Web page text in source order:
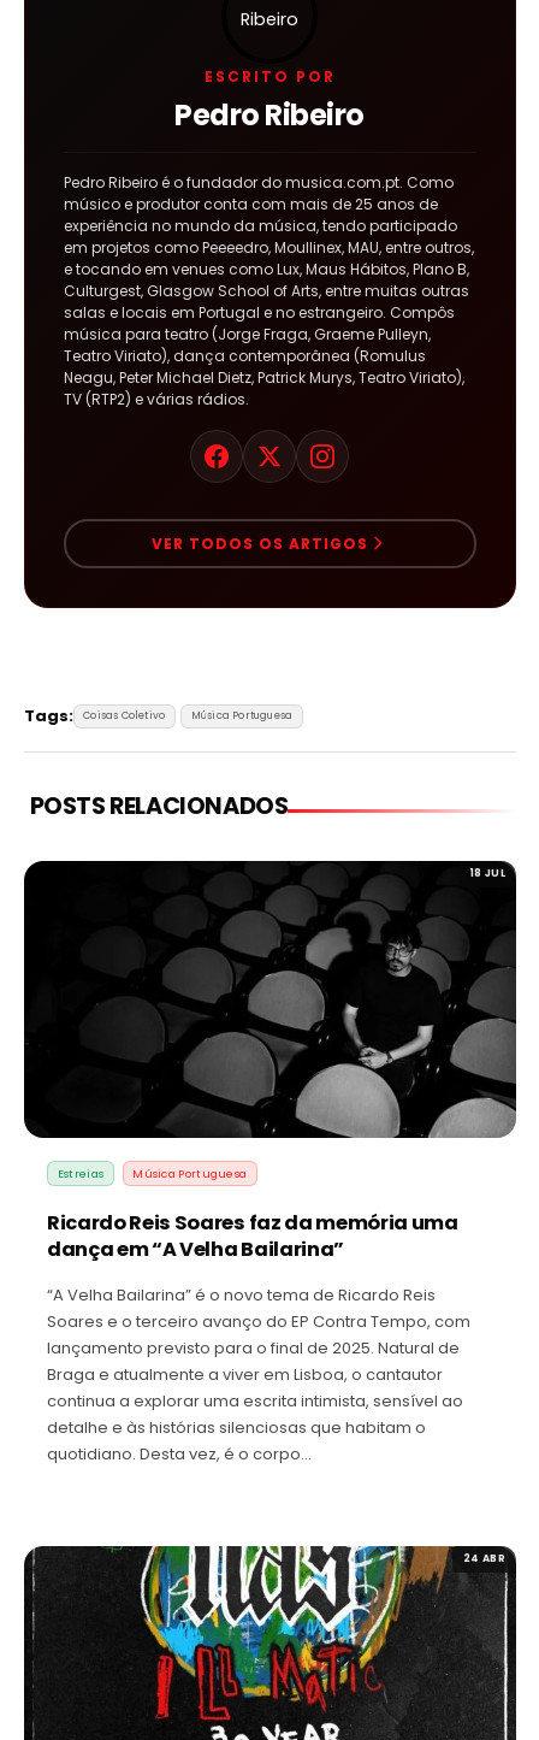
ESCRITO POR
Pedro Ribeiro
Pedro Ribeiro é o fundador do musica.com.pt. Como
músico e produtor conta com mais de 25 anos de
experiência no mundo da música, tendo participado
em projetos como Peeeedro, Moullinex, MAU, entre outros,
e tocando em venues como Lux, Maus Hábitos, Plano B,
Culturgest, Glasgow School of Arts, entre muitas outras
salas e locais em Portugal e no estrangeiro. Compôs
música para teatro (Jorge Fraga, Graeme Pulleyn,
Teatro Viriato), dança contemporânea (Romulus
Neagu, Peter Michael Dietz, Patrick Murys, Teatro Viriato),
TV (RTP2) e várias rádios.
VER TODOS OS ARTIGOS
Tags: Coisas Coletivo Música Portuguesa
POSTS RELACIONADOS
18 JUL
Estreias Música Portuguesa
Ricardo Reis Soares faz da memória uma
dança em “A Velha Bailarina”
“A Velha Bailarina” é o novo tema de Ricardo Reis
Soares e o terceiro avanço do EP Contra Tempo, com
lançamento previsto para o final de 2025. Natural de
Braga e atualmente a viver em Lisboa, o cantautor
continua a explorar uma escrita intimista, sensível ao
detalhe e às histórias silenciosas que habitam o
quotidiano. Desta vez, é o corpo…
24 ABR